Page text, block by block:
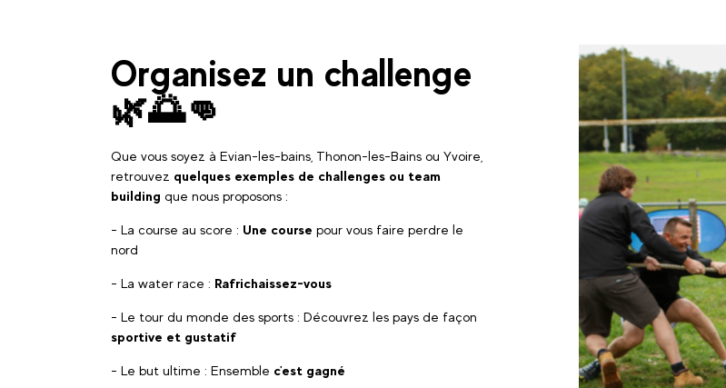
Organisez un challenge
🌿🌅👊
Que vous soyez à Evian-les-bains, Thonon-les-Bains ou Yvoire,
retrouvez quelques exemples de challenges ou team
building que nous proposons :
- La course au score : Une course pour vous faire perdre le
nord
- La water race : Rafrichaissez-vous
- Le tour du monde des sports : Découvrez les pays de façon
sportive et gustatif
- Le but ultime : Ensemble c'est gagné